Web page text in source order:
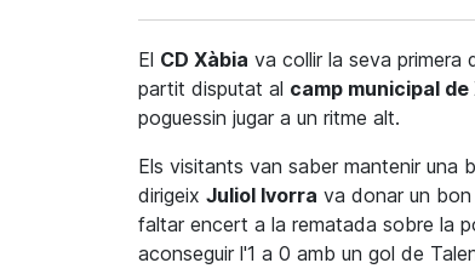
El CD Xàbia va collir la seva primera
partit disputat al camp municipal de
poguessin jugar a un ritme alt.
Els visitants van saber mantenir una
dirigeix Juliol Ivorra va donar un
faltar encert a la rematada sobre la
aconseguir l'1 a 0 amb un gol de